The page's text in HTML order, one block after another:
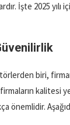
İşte 2025
biri,
kalitesi
önemlidir.